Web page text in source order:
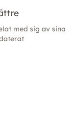
med sig av sina